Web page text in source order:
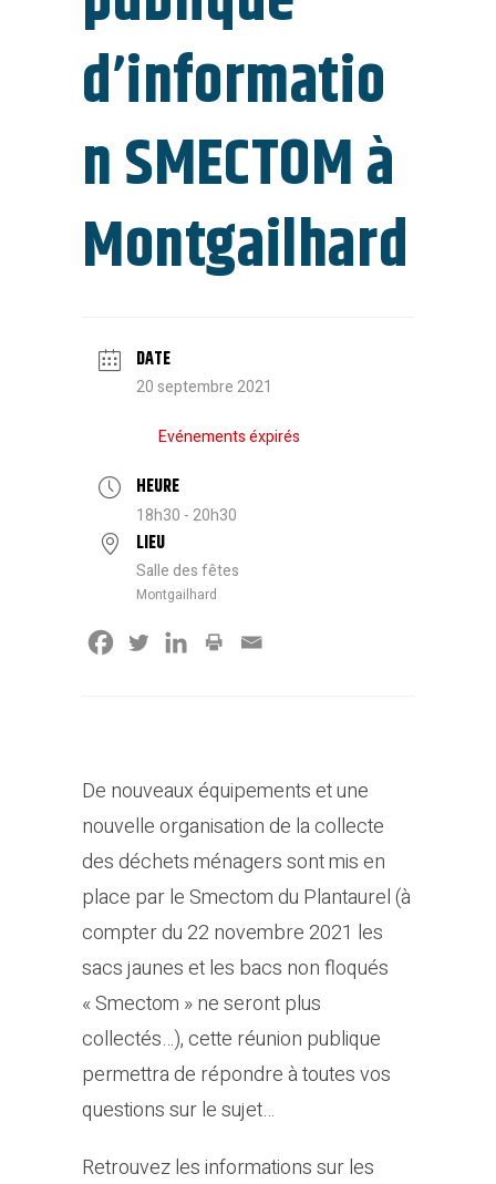
d’informatio
n SMECTOM à
Montgailhard
DATE
20 septembre 2021
Evénements éxpirés
HEURE
18h30 - 20h30
LIEU
Salle des fêtes
Montgailhard
De nouveaux équipements et une
nouvelle organisation de la collecte
des déchets ménagers sont mis en
place par le Smectom du Plantaurel (à
compter du 22 novembre 2021 les
sacs jaunes et les bacs non floqués
« Smectom » ne seront plus
collectés…), cette réunion publique
permettra de répondre à toutes vos
questions sur le sujet…
Retrouvez les informations sur les